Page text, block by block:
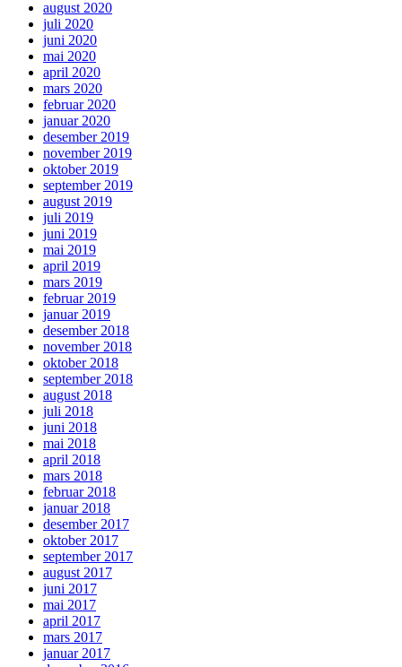
august 2020
juli 2020
juni 2020
mai 2020
april 2020
mars 2020
februar 2020
januar 2020
desember 2019
november 2019
oktober 2019
september 2019
august 2019
juli 2019
juni 2019
mai 2019
april 2019
mars 2019
februar 2019
januar 2019
desember 2018
november 2018
oktober 2018
september 2018
august 2018
juli 2018
juni 2018
mai 2018
april 2018
mars 2018
februar 2018
januar 2018
desember 2017
oktober 2017
september 2017
august 2017
juni 2017
mai 2017
april 2017
mars 2017
januar 2017